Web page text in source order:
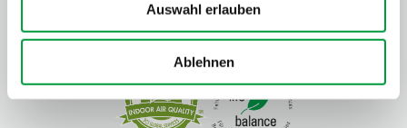
Auswahl erlauben
Ablehnen